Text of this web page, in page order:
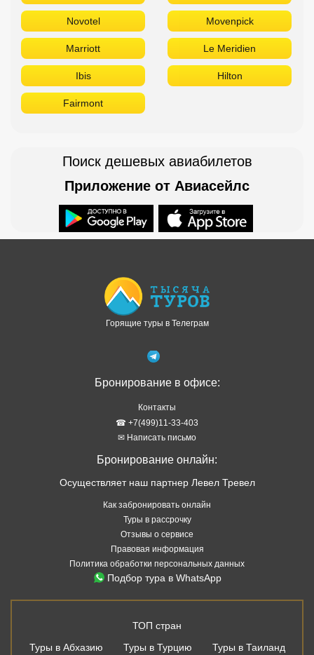
Novotel Movenpick
Marriott Le Meridien
Ibis Hilton
Fairmont
Поиск дешевых авиабилетов
Приложение от Авиасейлс
Горящие туры в Телеграм
Бронирование в офисе:
Контакты
☎ +7(499)11-33-403
✉ Написать письмо
Бронирование онлайн:
Осуществляет наш партнер Левел Тревел
Как забронировать онлайн
Туры в рассрочку
Отзывы о сервисе
Правовая информация
Политика обработки персональных данных
Подбор тура в WhatsApp
ТОП стран
Туры в Абхазию
Туры в Турцию
Туры в Таиланд